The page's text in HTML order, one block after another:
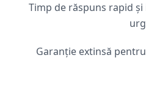
Timp de răspuns rapid
Garanție extinsă